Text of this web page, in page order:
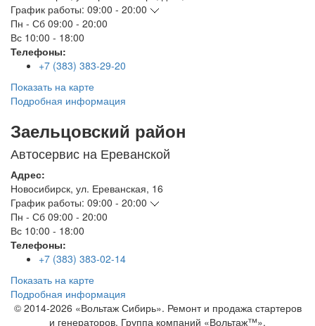
График работы: 09:00 - 20:00
Пн - Сб 09:00 - 20:00
Вс 10:00 - 18:00
Телефоны:
+7 (383) 383-29-20
Показать на карте
Подробная информация
Заельцовский район
Автосервис на Ереванской
Адрес:
Новосибирск, ул. Ереванская, 16
График работы: 09:00 - 20:00
Пн - Сб 09:00 - 20:00
Вс 10:00 - 18:00
Телефоны:
+7 (383) 383-02-14
Показать на карте
Подробная информация
© 2014-2026 «Вольтаж Сибирь». Ремонт и продажа стартеров
и генераторов. Группа компаний «Вольтаж™».